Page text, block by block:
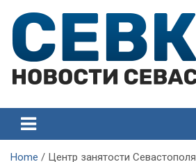
content
Севастополя
Севастополя
Home Центр занятости Севастополя